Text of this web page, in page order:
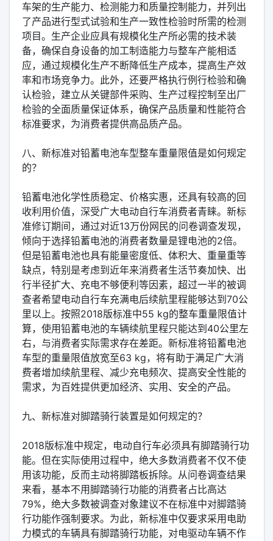
车架的生产能力、检测能力和质量控制能力，并列出
了产品进行型式试验和生产一致性检验时所需的检测
项目。生产企业应具有规模化生产所必需的技术装
备，确保自身设备的加工制造能力与整车产能相适
应，通过规模化生产不断降低生产成本，提高生产效
率和市场竞争力。此外，还要严格执行例行检验和确
认检验，建立从关键部件采购、生产过程控制至出厂
检验的全面质量保证体系，确保产品质量和性能符合
标准要求，为消费者提供高品质产品。
八、新标准对铅蓄电池车型整车重量限值是如何规定
的？
铅蓄电池化学性质稳定、价格实惠，还具有较高的回
收利用价值，深受广大电动自行车消费者青睐。新标
准修订期间，通过对近13万份网民的问卷调查发现，
倾向于选择铅蓄电池的消费者数量是锂电池的2倍。
但是铅蓄电池也具有能量密度低、体积大、重量重等
缺点，特别是考虑到近年来消费者生活节奏加快、出
行半径扩大、充电不够便利等因素，超过一半的被调
查者希望电动自行车充满电后续航里程能够达到70公
里以上。按照2018版标准中55 kg的整车重量限值计
算，使用铅蓄电池的车辆续航里程只能达到40公里左
右，与消费者实际需求存在差距。新标准将铅蓄电池
车型的重量限值放宽至63 kg，将有助于满足广大消
费者增加续航里程、减少充电频次、提高安全性能的
需求，为百姓提供更加经济、实用、安全的产品。
九、新标准对脚踏骑行装置是如何规定的？
2018版标准中规定，电动自行车必须具有脚踏骑行功
能。但在实际使用过程中，绝大多数消费者不仅不使
用该功能，反而主动将脚踏板拆除。从问卷调查结果
来看，基本不用脚踏骑行功能的消费者占比高达
79%，绝大多数被调查对象建议不在标准中对脚踏骑
行功能作强制要求。为此，新标准中仅要求采用电助
力模式的车辆具有脚踏骑行功能，对电驱动车辆不作